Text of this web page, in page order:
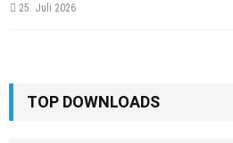
25. Juli 2026
TOP DOWNLOADS